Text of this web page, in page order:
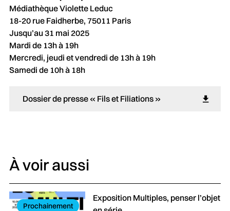
Médiathèque Violette Leduc
18-20 rue Faidherbe, 75011 Paris
Jusqu’au 31 mai 2025
Mardi de 13h à 19h
Mercredi, jeudi et vendredi de 13h à 19h
Samedi de 10h à 18h
Dossier de presse « Fils et Filiations »
À voir aussi
Prochainement
Exposition Multiples, penser l’objet